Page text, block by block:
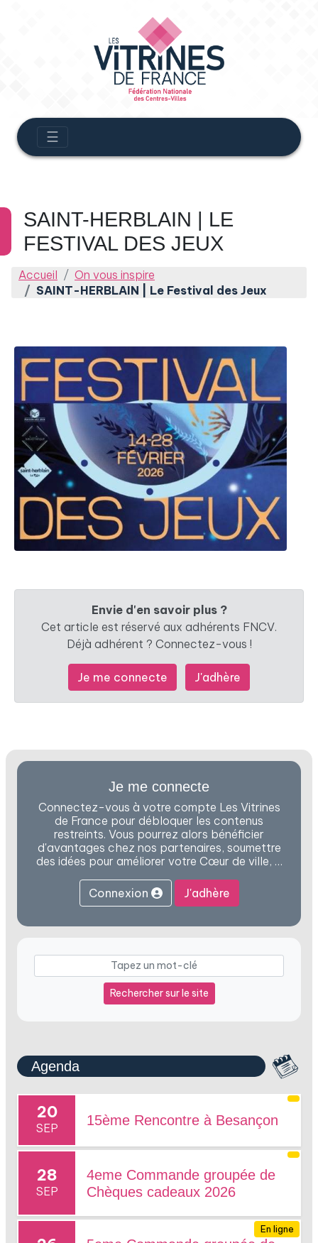
☰
SAINT-HERBLAIN | LE
FESTIVAL DES JEUX
Accueil
On vous inspire
SAINT-HERBLAIN | Le Festival des Jeux
Envie d'en savoir plus ?
Cet article est réservé aux adhérents FNCV.
Déjà adhérent ? Connectez-vous !
Je me connecte J'adhère
Je me connecte
Connectez-vous à votre compte Les Vitrines
de France pour débloquer les contenus
restreints. Vous pourrez alors bénéficier
d'avantages chez nos partenaires, soumettre
des idées pour améliorer votre Cœur de ville, …
Connexion J'adhère
Rechercher sur le site
Agenda
20
SEP 15ème Rencontre à Besançon
28
SEP
4eme Commande groupée de
Chèques cadeaux 2026
En ligne